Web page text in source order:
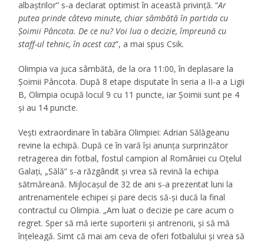
albaștrilor” s-a declarat optimist în această privință. “Ar
putea prinde câteva minute, chiar sâmbătă în partida cu
Șoimii Pâncota. De ce nu? Voi lua o decizie, împreună cu
staff-ul tehnic, în acest caz”, a mai spus Csik.
Olimpia va juca sâmbătă, de la ora 11:00, în deplasare la
Șoimii Pâncota. După 8 etape disputate în seria a II-a a Ligii
B, Olimpia ocupă locul 9 cu 11 puncte, iar Șoimii sunt pe 4
și au 14 puncte.
Veşti extraordinare în tabăra Olimpiei: Adrian Sălăgeanu
revine la echipă. După ce în vară îşi anunţa surprinzător
retragerea din fotbal, fostul campion al României cu Oţelul
Galaţi, „Sălă” s-a răzgândit şi vrea să revină la echipa
sătmăreană. Mijlocaşul de 32 de ani s-a prezentat luni la
antrenamentele echipei şi pare decis să-şi ducă la final
contractul cu Olimpia. „Am luat o decizie pe care acum o
regret. Sper să mă ierte suporterii şi antrenorii, şi să mă
înţeleagă. Simt că mai am ceva de oferi fotbalului şi vrea să